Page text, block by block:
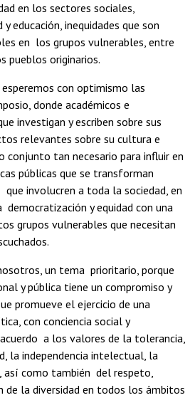
en los sectores sociales,
educación, inequidades que son
en los grupos vulnerables, entre
pueblos originarios.
con optimismo las
donde académicos e
investigan y escriben sobre sus
relevantes sobre su cultura e
conjunto tan necesario para influir en
públicas que se transforman
involucren a toda la sociedad, en
y equidad con una
grupos vulnerables que necesitan
un tema prioritario, porque
y pública tiene un compromiso y
promueve el ejercicio de una
con conciencia social y
a los valores de la tolerancia,
la independencia intelectual, la
así como también del respeto,
de la diversidad en todos los ámbitos